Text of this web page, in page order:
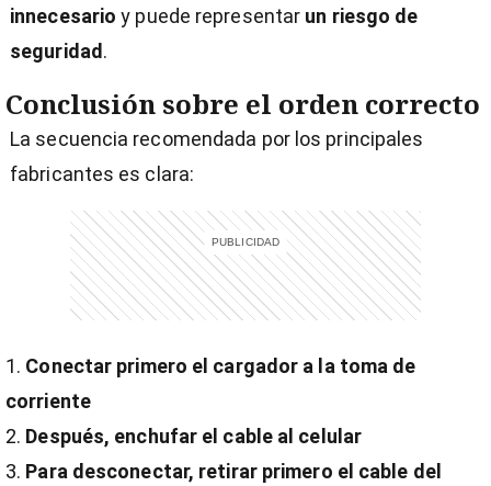
innecesario y puede representar un riesgo de
seguridad.
Conclusión sobre el orden correcto
La secuencia recomendada por los principales
fabricantes es clara:
Conectar primero el cargador a la toma de
corriente
Después, enchufar el cable al celular
Para desconectar, retirar primero el cable del